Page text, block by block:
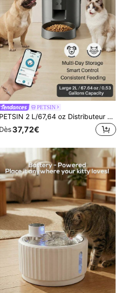
PETSIN
PETSIN 2 L/67,64 oz Distributeur automatique de nourriture pour chats, distributeur d'aliments intelligents pour animaux de compagnie, distributeur automatique d'aliments pour chiens à double fréquence WiFi 2,4 GHz, distributeur circulaire automatique d'aliments pour animaux de compagnie avec contrôle d'application, alimenté par USB (adaptateur non inclus), mini-distributeur de nourriture pour chats et chiens à télécommande pour l'alimentation programmée quotidienne
Dès37,72€